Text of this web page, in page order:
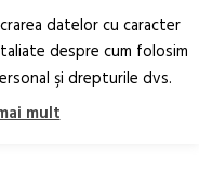
RO EN
datelor cu caracter
despre cum folosim
şi drepturile dvs.
mult